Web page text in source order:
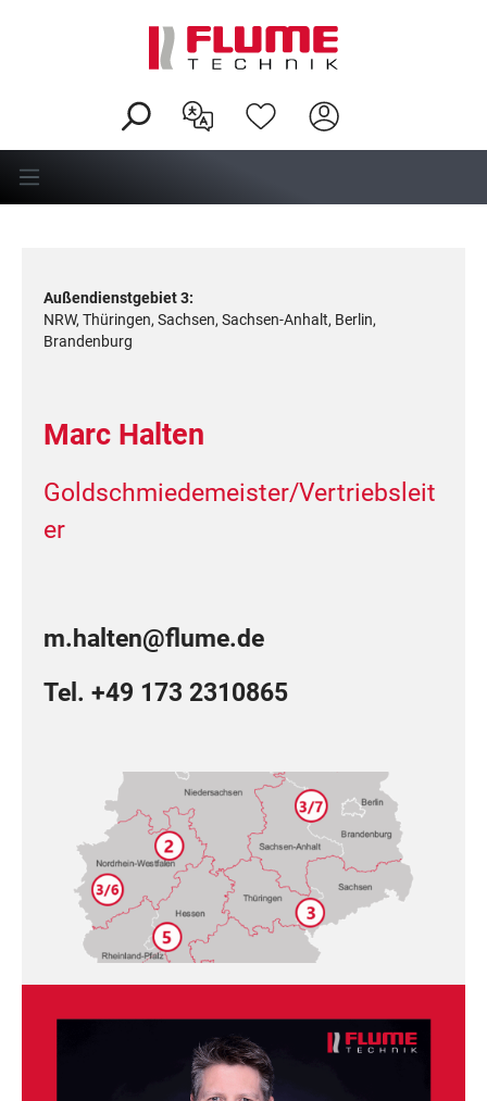
Außendienstgebiet 3:
NRW, Thüringen, Sachsen, Sachsen-Anhalt, Berlin,
Brandenburg
Marc Halten
Goldschmiedemeister/Vertriebsleit
er
m.halten@flume.de
Tel. +49 173 2310865